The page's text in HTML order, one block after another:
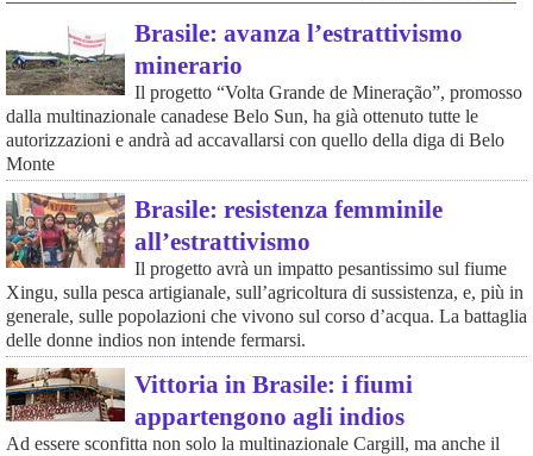
Brasile: avanza l’estrattivismo
minerario
Il progetto “Volta Grande de Mineração”, promosso
dalla multinazionale canadese Belo Sun, ha già ottenuto tutte le
autorizzazioni e andrà ad accavallarsi con quello della diga di Belo
Monte
Brasile: resistenza femminile
all’estrattivismo
Il progetto avrà un impatto pesantissimo sul fiume
Xingu, sulla pesca artigianale, sull’agricoltura di sussistenza, e, più in
generale, sulle popolazioni che vivono sul corso d’acqua. La battaglia
delle donne indios non intende fermarsi.
Vittoria in Brasile: i fiumi
appartengono agli indios
Ad essere sconfitta non solo la multinazionale Cargill, ma anche il